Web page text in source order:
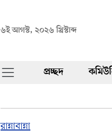
৬ই আগস্ট, ২০২৬ খ্রিস্টাব্দ
প্রচ্ছদ
রান্নাবান্না